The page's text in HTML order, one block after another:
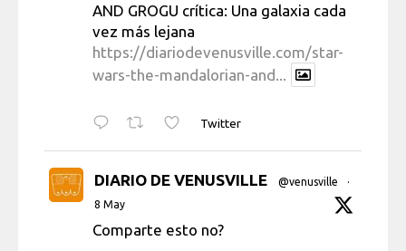
AND GROGU crítica: Una galaxia cada
vez más lejana
https://diariodevenusville.com/star-
wars-the-mandalorian-and...
Twitter
DIARIO DE VENUSVILLE @venusville
·
8 May
Comparte esto no?